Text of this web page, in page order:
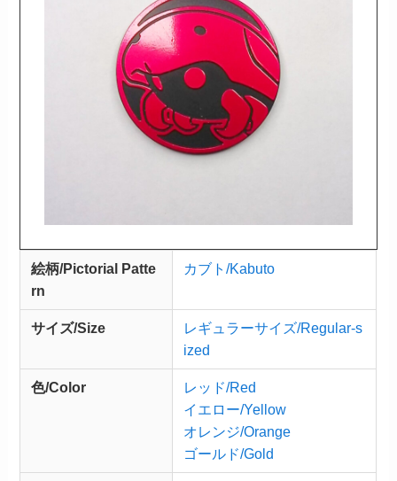
絵柄/Pictorial Patte
rn
カブト/Kabuto
サイズ/Size
レギュラーサイズ/Regular-s
ized
色/Color
レッド/Red
イエロー/Yellow
オレンジ/Orange
ゴールド/Gold